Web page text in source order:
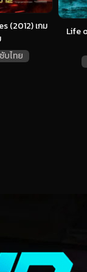
(2012) เกม
บไทย
Life